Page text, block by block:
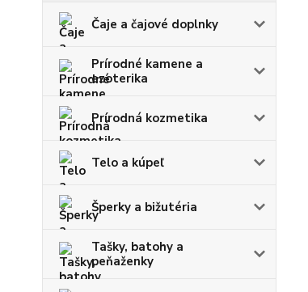
Čaje a čajové doplnky
Prírodné kamene a
ezoterika
Prírodná kozmetika
Telo a kúpeľ
Šperky a bižutéria
Tašky, batohy a
peňaženky